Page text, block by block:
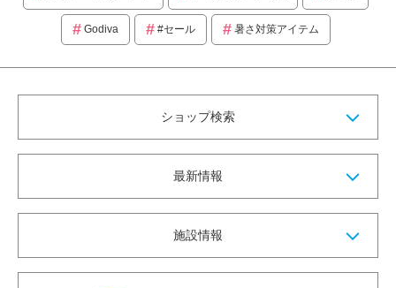
Godiva #セール 暑さ対策アイテム
ショップ検索
最新情報
施設情報